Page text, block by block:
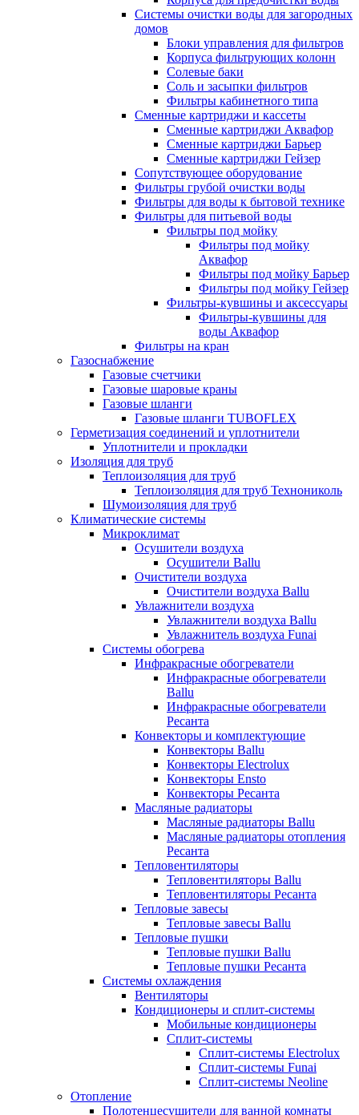
Системы очистки воды для загородных
домов
Блоки управления для фильтров
Корпуса фильтрующих колонн
Солевые баки
Соль и засыпки фильтров
Фильтры кабинетного типа
Сменные картриджи и кассеты
Сменные картриджи Аквафор
Сменные картриджи Барьер
Сменные картриджи Гейзер
Сопутствующее оборудование
Фильтры грубой очистки воды
Фильтры для воды к бытовой технике
Фильтры для питьевой воды
Фильтры под мойку
Фильтры под мойку
Аквафор
Фильтры под мойку Барьер
Фильтры под мойку Гейзер
Фильтры-кувшины и аксессуары
Фильтры-кувшины для
воды Аквафор
Фильтры на кран
Газоснабжение
Газовые счетчики
Газовые шаровые краны
Газовые шланги
Газовые шланги TUBOFLEX
Герметизация соединений и уплотнители
Уплотнители и прокладки
Изоляция для труб
Теплоизоляция для труб
Теплоизоляция для труб Технониколь
Шумоизоляция для труб
Климатические системы
Микроклимат
Осушители воздуха
Осушители Ballu
Очистители воздуха
Очистители воздуха Ballu
Увлажнители воздуха
Увлажнители воздуха Ballu
Увлажнитель воздуха Funai
Системы обогрева
Инфракрасные обогреватели
Инфракрасные обогреватели
Ballu
Инфракрасные обогреватели
Ресанта
Конвекторы и комплектующие
Конвекторы Ballu
Конвекторы Electrolux
Конвекторы Ensto
Конвекторы Ресанта
Масляные радиаторы
Масляные радиаторы Ballu
Масляные радиаторы отопления
Ресанта
Тепловентиляторы
Тепловентиляторы Ballu
Тепловентиляторы Ресанта
Тепловые завесы
Тепловые завесы Ballu
Тепловые пушки
Тепловые пушки Ballu
Тепловые пушки Ресанта
Системы охлаждения
Вентиляторы
Кондиционеры и сплит-системы
Мобильные кондиционеры
Сплит-системы
Сплит-системы Electrolux
Сплит-системы Funai
Сплит-системы Neoline
Отопление
Полотенцесушители для ванной комнаты